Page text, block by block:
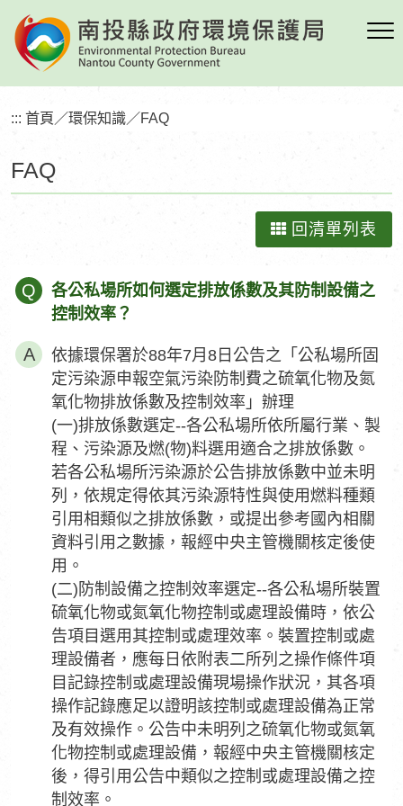
到
要
塊FAQ
::: 首頁 ／環保知識／FAQ
回清單列表
Q
各公私場所如何選定排放係數及其防制設備之
控制效率？
依據環保署於88年7月8日公告之「公私場所固
定污染源申報空氣污染防制費之硫氧化物及氮
氧化物排放係數及控制效率」辦理
(一)排放係數選定--各公私場所依所屬行業、製
程、污染源及燃(物)料選用適合之排放係數。
若各公私場所污染源於公告排放係數中並未明
列，依規定得依其污染源特性與使用燃料種類
引用相類似之排放係數，或提出參考國內相關
資料引用之數據，報經中央主管機關核定後使
用。
(二)防制設備之控制效率選定--各公私場所裝置
硫氧化物或氮氧化物控制或處理設備時，依公
告項目選用其控制或處理效率。裝置控制或處
理設備者，應每日依附表二所列之操作條件項
目記錄控制或處理設備現場操作狀況，其各項
操作記錄應足以證明該控制或處理設備為正常
及有效操作。公告中未明列之硫氧化物或氮氧
化物控制或處理設備，報經中央主管機關核定
後，得引用公告中類似之控制或處理設備之控
制效率。